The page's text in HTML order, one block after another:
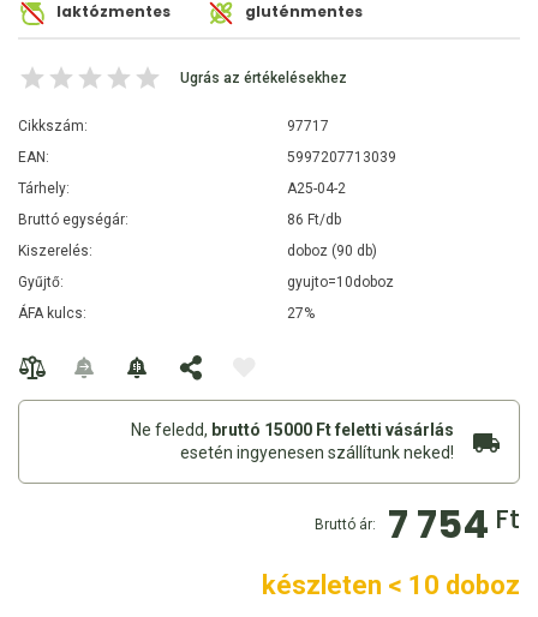
laktózmentes gluténmentes
Ugrás az értékelésekhez
Cikkszám:
97717
EAN:
5997207713039
Tárhely:
A25-04-2
Bruttó egységár:
86 Ft/db
Kiszerelés:
doboz (90 db)
Gyűjtő:
gyujto=10doboz
ÁFA kulcs:
27%
Ne feledd, bruttó 15000 Ft feletti vásárlás
esetén ingyenesen szállítunk neked!
Bruttó ár: 7 754 Ft
készleten < 10 doboz